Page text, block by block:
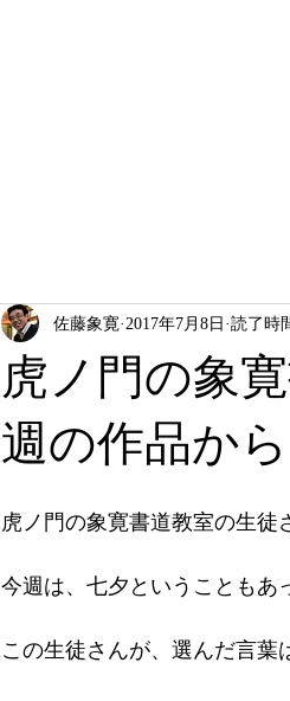
虎ノ門の象
週の作品から
佐藤象寛 2017年7月8日 読了時
虎ノ門の象寛書道教室の生徒
今週は、七夕ということもあ
この生徒さんが、選んだ言葉